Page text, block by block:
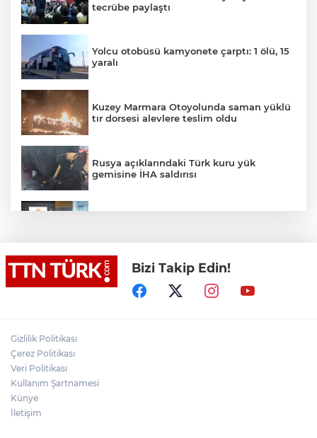
tecrübe paylaştı
Yolcu otobüsü kamyonete çarptı: 1 ölü, 15
yaralı
Kuzey Marmara Otoyolunda saman yüklü
tır dorsesi alevlere teslim oldu
Rusya açıklarındaki Türk kuru yük
gemisine İHA saldırısı
Lukaku Fener’e mi, Beşiktaş’a mı geliyor?
Rojin Kabaiş, Hiranur Nilgün Aygar ve
Kıvanç Uman’ın ailelerini hedef alam
Bizi Takip Edin!
Gizlilik Politikası
Çerez Politikası
Veri Politikası
Kullanım Şartnamesi
Künye
İletişim